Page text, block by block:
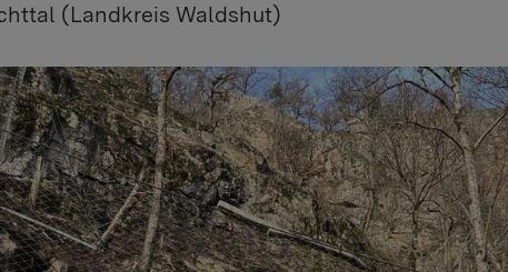
(Landkreis Waldshut)